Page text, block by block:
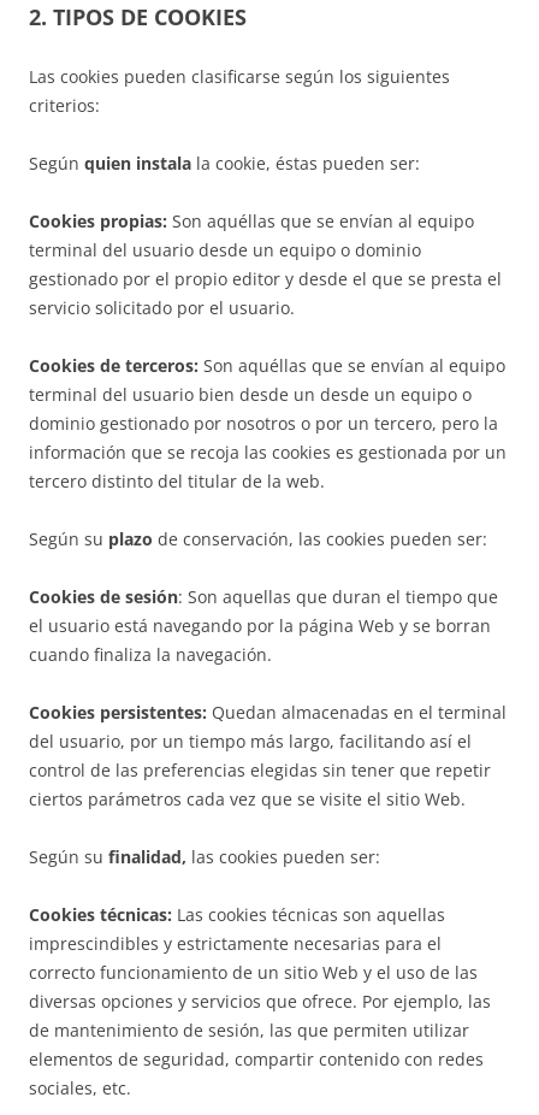
2. TIPOS DE COOKIES
Las cookies pueden clasificarse según los siguientes
criterios:
Según quien instala la cookie, éstas pueden ser:
Cookies propias: Son aquéllas que se envían al equipo
terminal del usuario desde un equipo o dominio
gestionado por el propio editor y desde el que se presta el
servicio solicitado por el usuario.
Cookies de terceros: Son aquéllas que se envían al equipo
terminal del usuario bien desde un desde un equipo o
dominio gestionado por nosotros o por un tercero, pero la
información que se recoja las cookies es gestionada por un
tercero distinto del titular de la web.
Según su plazo de conservación, las cookies pueden ser:
Cookies de sesión: Son aquellas que duran el tiempo que
el usuario está navegando por la página Web y se borran
cuando finaliza la navegación.
Cookies persistentes: Quedan almacenadas en el terminal
del usuario, por un tiempo más largo, facilitando así el
control de las preferencias elegidas sin tener que repetir
ciertos parámetros cada vez que se visite el sitio Web.
Según su finalidad, las cookies pueden ser:
Cookies técnicas: Las cookies técnicas son aquellas
imprescindibles y estrictamente necesarias para el
correcto funcionamiento de un sitio Web y el uso de las
diversas opciones y servicios que ofrece. Por ejemplo, las
de mantenimiento de sesión, las que permiten utilizar
elementos de seguridad, compartir contenido con redes
sociales, etc.